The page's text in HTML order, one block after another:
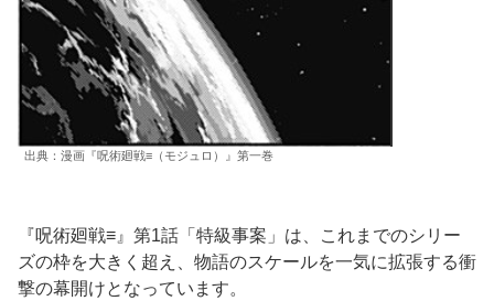
出典：漫画『呪術廻戦≡（モジュロ）』第一巻
『呪術廻戦≡』第1話「特級事案」は、これまでのシリー
ズの枠を大きく超え、物語のスケールを一気に拡張する衝
撃の幕開けとなっています。